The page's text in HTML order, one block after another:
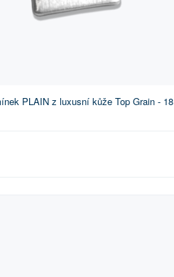
PLAIN z luxusní kůže Top Grain - 18